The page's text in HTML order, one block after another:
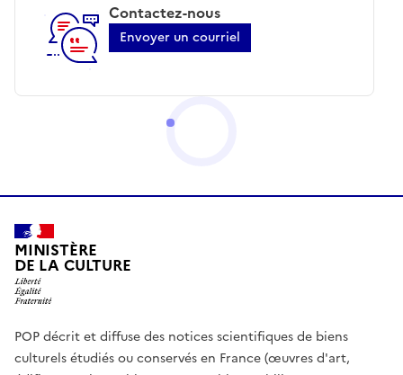
Contactez-nous
Envoyer un courriel
MINISTÈRE
DE LA CULTURE
POP décrit et diffuse des notices scientifiques de biens
culturels étudiés ou conservés en France (œuvres d'art,